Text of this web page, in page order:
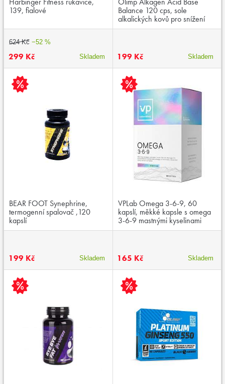
139, fialové
624 Kč −52 %
299 Kč Skladem
Balance 120 cps, sole
alkalických kovů pro snížení
překyselení organismu
199 Kč Skladem
BEAR FOOT Synephrine,
termogenní spalovač ,120
kapslí
199 Kč Skladem
VPLab Omega 3-6-9, 60
kapslí, měkké kapsle s omega
3-6-9 mastnými kyselinami
165 Kč Skladem